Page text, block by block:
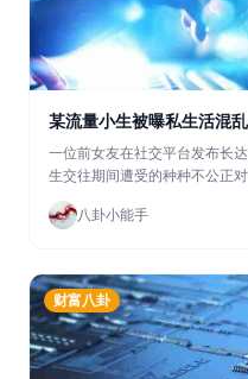
某流量小生被曝私生活混
一位前女友在社交平台发布长
生交往期间遭受的种种不公正
八卦小能手
财富八卦